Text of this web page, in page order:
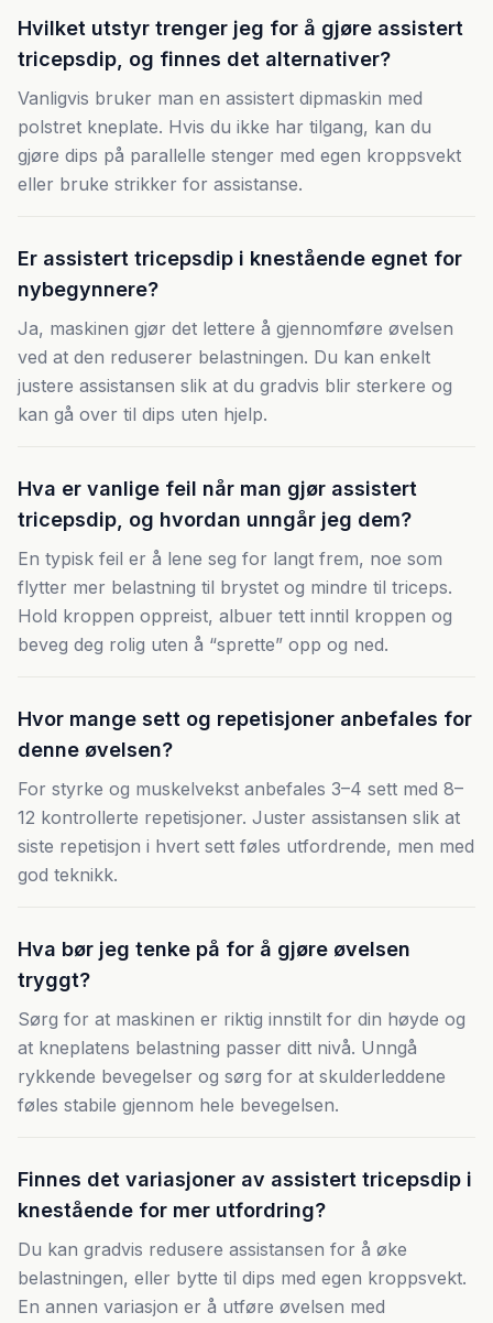
Hvilket utstyr trenger jeg for å gjøre assistert
tricepsdip, og finnes det alternativer?
Vanligvis bruker man en assistert dipmaskin med
polstret kneplate. Hvis du ikke har tilgang, kan du
gjøre dips på parallelle stenger med egen kroppsvekt
eller bruke strikker for assistanse.
Er assistert tricepsdip i knestående egnet for
nybegynnere?
Ja, maskinen gjør det lettere å gjennomføre øvelsen
ved at den reduserer belastningen. Du kan enkelt
justere assistansen slik at du gradvis blir sterkere og
kan gå over til dips uten hjelp.
Hva er vanlige feil når man gjør assistert
tricepsdip, og hvordan unngår jeg dem?
En typisk feil er å lene seg for langt frem, noe som
flytter mer belastning til brystet og mindre til triceps.
Hold kroppen oppreist, albuer tett inntil kroppen og
beveg deg rolig uten å “sprette” opp og ned.
Hvor mange sett og repetisjoner anbefales for
denne øvelsen?
For styrke og muskelvekst anbefales 3–4 sett med 8–
12 kontrollerte repetisjoner. Juster assistansen slik at
siste repetisjon i hvert sett føles utfordrende, men med
god teknikk.
Hva bør jeg tenke på for å gjøre øvelsen
tryggt?
Sørg for at maskinen er riktig innstilt for din høyde og
at kneplatens belastning passer ditt nivå. Unngå
rykkende bevegelser og sørg for at skulderleddene
føles stabile gjennom hele bevegelsen.
Finnes det variasjoner av assistert tricepsdip i
knestående for mer utfordring?
Du kan gradvis redusere assistansen for å øke
belastningen, eller bytte til dips med egen kroppsvekt.
En annen variasjon er å utføre øvelsen med